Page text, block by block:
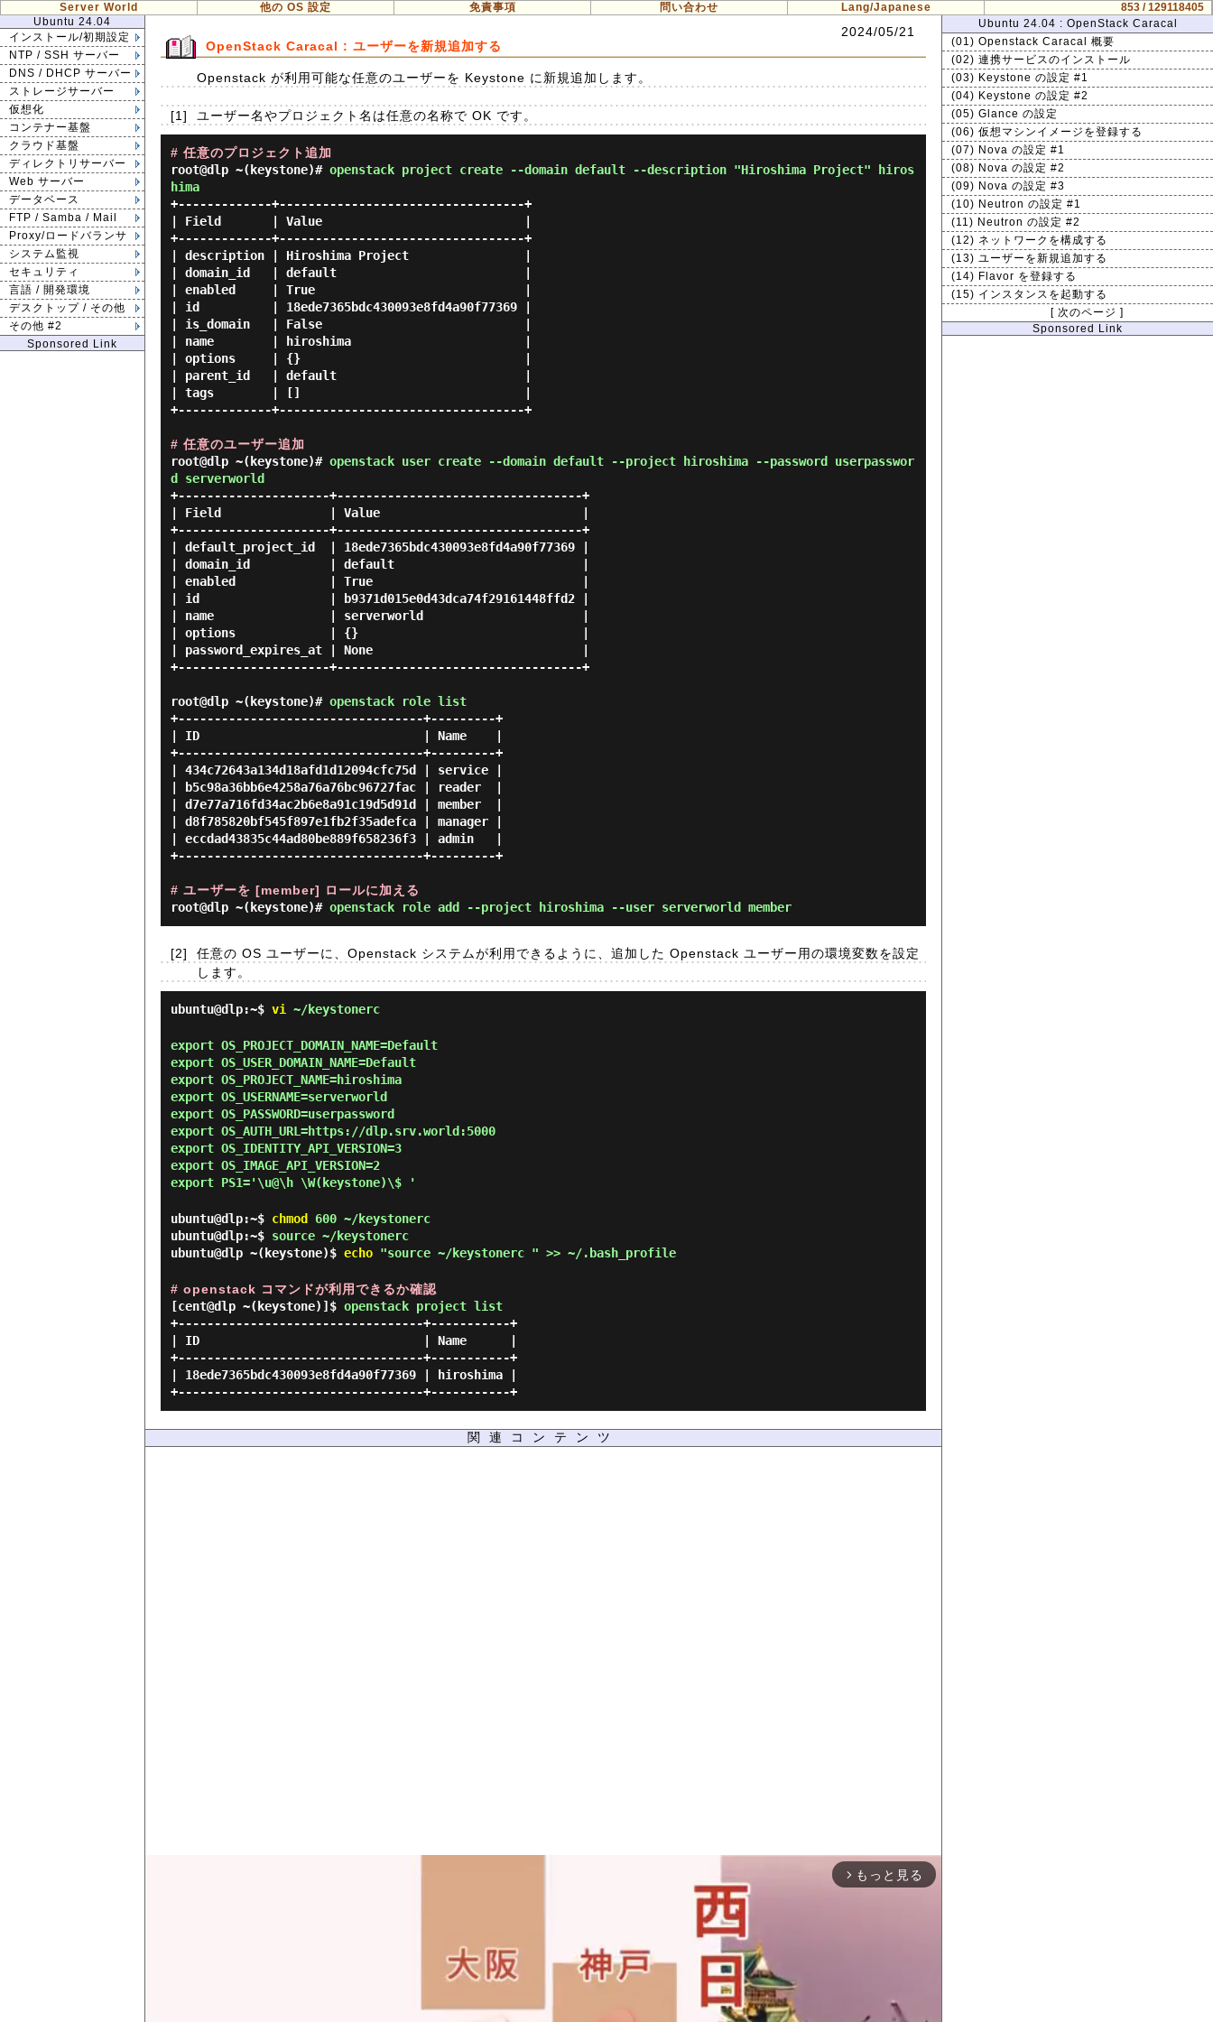
Server World 他の OS 設定 免責事項 問い合わせ Lang/Japanese
853 / 129118405
Ubuntu 24.04
インストール/初期設定
NTP / SSH サーバー
DNS / DHCP サーバー
ストレージサーバー
仮想化
コンテナー基盤
クラウド基盤
ディレクトリサーバー
Web サーバー
データベース
FTP / Samba / Mail
Proxy/ロードバランサ
システム監視
セキュリティ
言語 / 開発環境
デスクトップ / その他
その他 #2
Sponsored Link
OpenStack Caracal : ユーザーを新規追加する
2024/05/21
Openstack が利用可能な任意のユーザーを Keystone に新規追加します。
[1] ユーザー名やプロジェクト名は任意の名称で OK です。
# 任意のプロジェクト追加
root@dlp ~(keystone)# openstack project create --domain default --description "Hiroshima Project" hiros
hima
+-------------+----------------------------------+
| Field       | Value                            |
+-------------+----------------------------------+
| description | Hiroshima Project                |
| domain_id   | default                          |
| enabled     | True                             |
| id          | 18ede7365bdc430093e8fd4a90f77369 |
| is_domain   | False                            |
| name        | hiroshima                        |
| options     | {}                               |
| parent_id   | default                          |
| tags        | []                               |
+-------------+----------------------------------+
# 任意のユーザー追加
root@dlp ~(keystone)# openstack user create --domain default --project hiroshima --password userpasswor
d serverworld
+---------------------+----------------------------------+
| Field               | Value                            |
+---------------------+----------------------------------+
| default_project_id  | 18ede7365bdc430093e8fd4a90f77369 |
| domain_id           | default                          |
| enabled             | True                             |
| id                  | b9371d015e0d43dca74f29161448ffd2 |
| name                | serverworld                      |
| options             | {}                               |
| password_expires_at | None                             |
+---------------------+----------------------------------+
root@dlp ~(keystone)# openstack role list
+----------------------------------+---------+
| ID                               | Name    |
+----------------------------------+---------+
| 434c72643a134d18afd1d12094cfc75d | service |
| b5c98a36bb6e4258a76a76bc96727fac | reader  |
| d7e77a716fd34ac2b6e8a91c19d5d91d | member  |
| d8f785820bf545f897e1fb2f35adefca | manager |
| eccdad43835c44ad80be889f658236f3 | admin   |
+----------------------------------+---------+
# ユーザーを [member] ロールに加える
root@dlp ~(keystone)# openstack role add --project hiroshima --user serverworld member
[2]
任意の OS ユーザーに、Openstack システムが利用できるように、追加した Openstack ユーザー用の環境変数を設定
します。
ubuntu@dlp:~$ vi ~/keystonerc
export OS_PROJECT_DOMAIN_NAME=Default
export OS_USER_DOMAIN_NAME=Default
export OS_PROJECT_NAME=hiroshima
export OS_USERNAME=serverworld
export OS_PASSWORD=userpassword
export OS_AUTH_URL=https://dlp.srv.world:5000
export OS_IDENTITY_API_VERSION=3
export OS_IMAGE_API_VERSION=2
export PS1='\u@\h \W(keystone)\$ '
ubuntu@dlp:~$ chmod
600 ~/keystonerc
ubuntu@dlp:~$ source ~/keystonerc
ubuntu@dlp ~(keystone)$ echo "source ~/keystonerc " >> ~/.bash_profile
# openstack コマンドが利用できるか確認
[cent@dlp ~(keystone)]$ openstack project list
+----------------------------------+-----------+
| ID                               | Name      |
+----------------------------------+-----------+
| 18ede7365bdc430093e8fd4a90f77369 | hiroshima |
関連コンテンツ
arrow_forward_ios もっと見る
Ubuntu 24.04 : OpenStack Caracal
(01) Openstack Caracal 概要
(02) 連携サービスのインストール
(03) Keystone の設定 #1
(04) Keystone の設定 #2
(05) Glance の設定
(06) 仮想マシンイメージを登録する
(07) Nova の設定 #1
(08) Nova の設定 #2
(09) Nova の設定 #3
(10) Neutron の設定 #1
(11) Neutron の設定 #2
(12) ネットワークを構成する
(13) ユーザーを新規追加する
(14) Flavor を登録する
(15) インスタンスを起動する
[ 次のページ ]
Sponsored Link